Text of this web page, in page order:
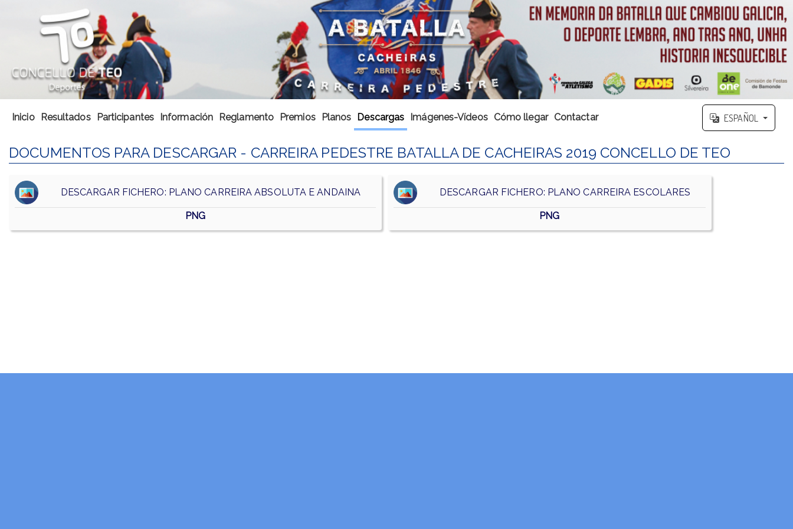
Inicio Resultados Participantes Información Reglamento Premios Planos Descargas Imágenes-Vídeos Cómo llegar Contactar ESPAÑOL
DOCUMENTOS PARA DESCARGAR - CARREIRA PEDESTRE BATALLA DE CACHEIRAS 2019 CONCELLO DE TEO
DESCARGAR FICHERO: PLANO CARREIRA ABSOLUTA E ANDAINA
PNG
DESCARGAR FICHERO: PLANO CARREIRA ESCOLARES
PNG